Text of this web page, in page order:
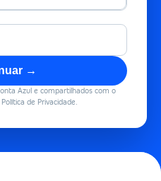
→
Azul e compartilhados com o
de Privacidade.